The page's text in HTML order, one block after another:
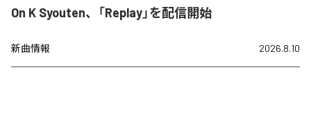
On K Syouten、「Replay」を配信開始
新曲情報 2026.8.10